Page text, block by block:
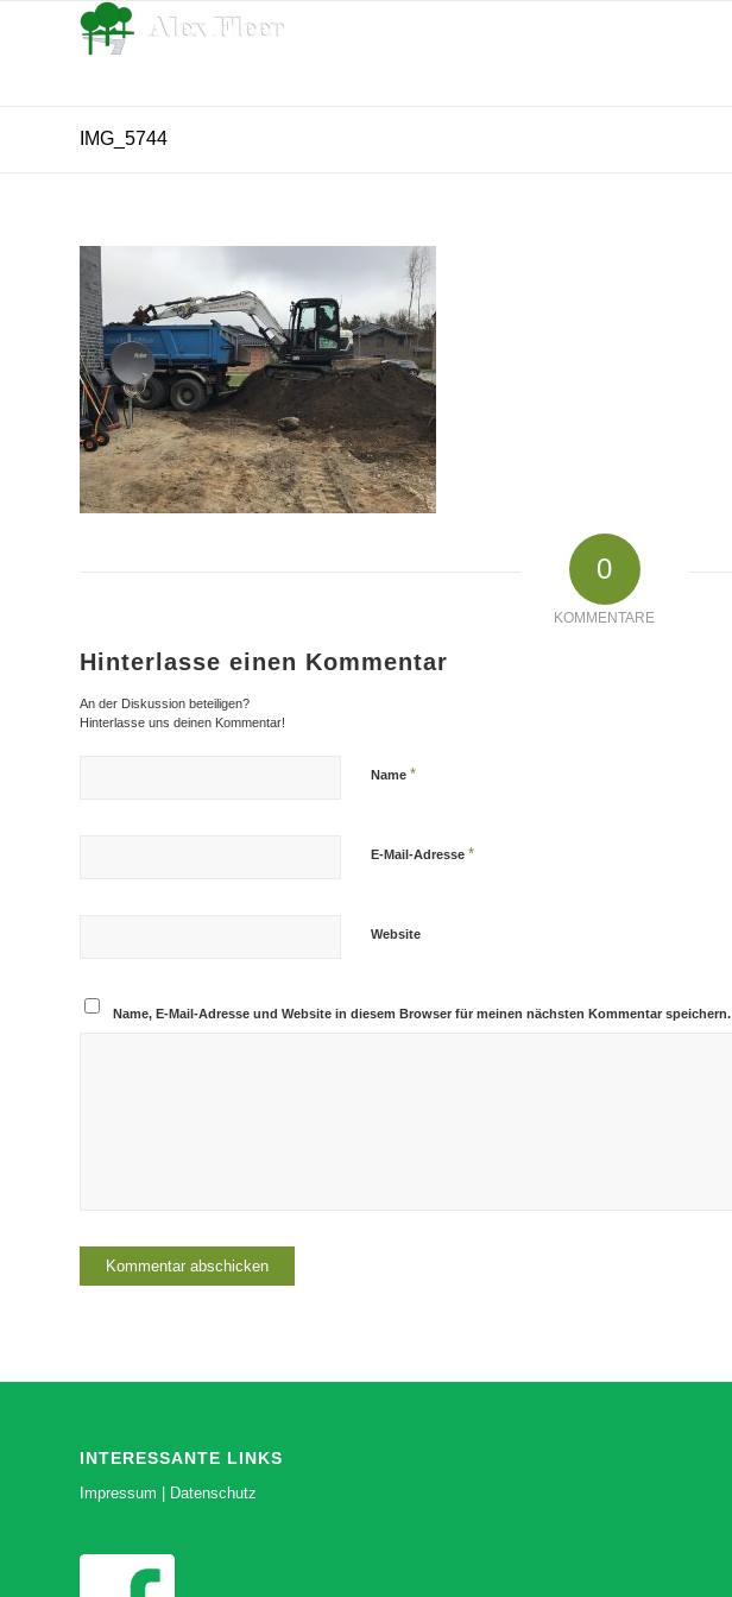
IMG_5744
0
KOMMENTARE
Hinterlasse einen Kommentar
An der Diskussion beteiligen?
Hinterlasse uns deinen Kommentar!
Name *
E-Mail-Adresse *
Website
Name, E-Mail-Adresse und Website in diesem Browser für meinen nächsten Kommentar speichern.
INTERESSANTE LINKS
Impressum Datenschutz